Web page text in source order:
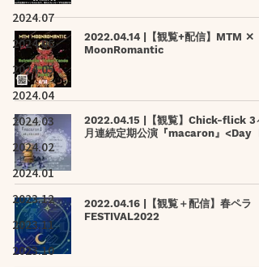
2024.07
2024.06
2024.05
2024.04
2024.03
2024.02
2024.01
2023.12
2023.11
2023.10
2022.04.14 |【観覧+配信】MTM ✕
MoonRomantic
2022.04.15 |【観覧】Chick-flick 3
月連続定期公演『macaron』<Day
2022.04.16 |【観覧＋配信】春ペラ
FESTIVAL2022